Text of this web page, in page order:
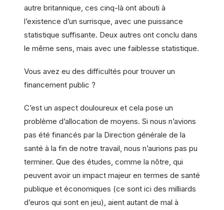
autre britannique, ces cinq-là ont abouti à
l’existence d’un surrisque, avec une puissance
statistique suffisante. Deux autres ont conclu dans
le même sens, mais avec une faiblesse statistique.
Vous avez eu des difficultés pour trouver un
financement public ?
C’est un aspect douloureux et cela pose un
problème d’allocation de moyens. Si nous n’avions
pas été financés par la Direction générale de la
santé à la fin de notre travail, nous n’aurions pas pu
terminer. Que des études, comme la nôtre, qui
peuvent avoir un impact majeur en termes de santé
publique et économiques (ce sont ici des milliards
d’euros qui sont en jeu), aient autant de mal à